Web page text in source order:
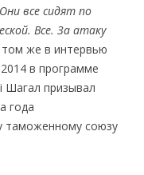
все сидят по
Все. За атаку
же в интервью
в программе
Шагал призывал
года
таможенному союзу